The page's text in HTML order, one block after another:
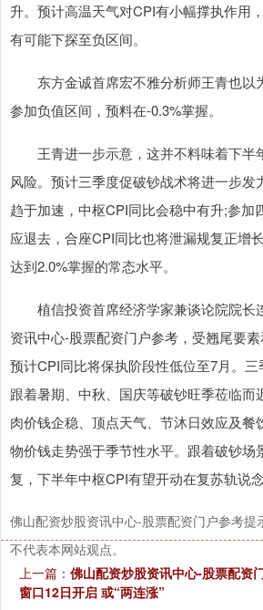
升。预计高温天气对CPI有小幅撑执作用
有可能下探至负区间。
东方金诚首席宏不雅分析师王青也以
参加负值区间，预料在-0.3%掌握。
王青进一步示意，这并不料味着下半
风险。预计三季度促破钞战术将进一步发
趋于加速，中枢CPI同比会稳中有升;参加
应退去，合座CPI同比也将泄漏规复正增
达到2.0%掌握的常态水平。
植信投资首席经济学家兼谈论院院长
资讯中心-股票配资门户参考，受翘尾要
预计CPI同比将保执阶段性低位至7月。
跟着暑期、中秋、国庆等破钞旺季莅临而
肉价钱企稳、顶点天气、节沐日效应及餐
物价钱走势强于季节性水平。跟着破钞场
复，下半年中枢CPI有望开动在复苏轨说
佛山配资炒股资讯中心-股票配资门户参考提
不代表本网站观点。
上一篇： 佛山配资炒股资讯中心-股票配资
窗口12日开启 或“两连涨”